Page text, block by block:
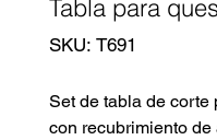
Tabla para
SKU: SKU
T691
T691
Set de tabla de corte
con recubrimiento